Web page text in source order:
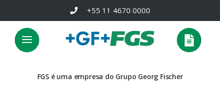
+55 11 4670 0000
FGS é uma empresa do Grupo Georg Fischer